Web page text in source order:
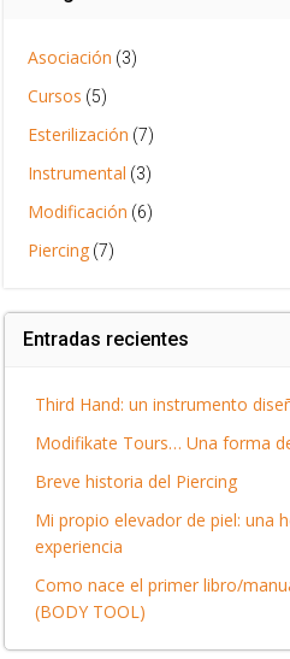
Asociación (3)
Cursos (5)
Esterilización (7)
Instrumental (3)
Modificación (6)
Piercing (7)
Entradas recientes
Third Hand: un instrumento
Modifikate Tours… Una forma
Breve historia del Piercing
Mi propio elevador de piel: una
experiencia
Como nace el primer libro/
(BODY TOOL)